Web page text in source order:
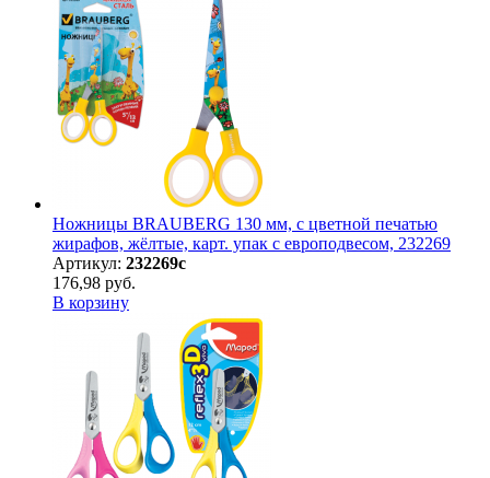
Ножницы BRAUBERG 130 мм, с цветной печатью
жирафов, жёлтые, карт. упак с европодвесом, 232269
Артикул: 232269с
176,98 руб.
В корзину